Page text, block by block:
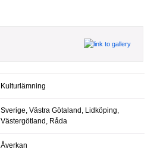
Kulturlämning
Sverige, Västra Götaland, Lidköping,
Västergötland, Råda
Åverkan